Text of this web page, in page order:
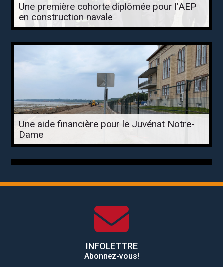
Une première cohorte diplômée pour l’AEP
en construction navale
Une aide financière pour le Juvénat Notre-
Dame
INFOLETTRE
Abonnez-vous!